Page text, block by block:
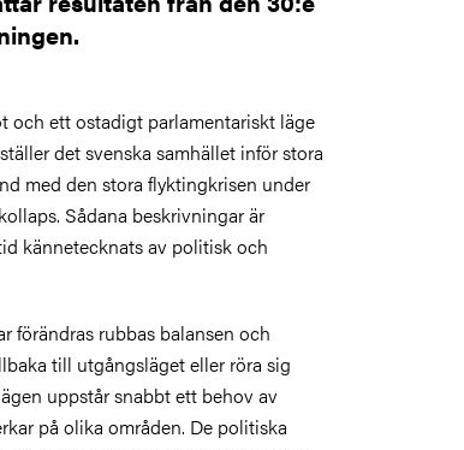
och ett ostadigt parlamentariskt läge
det svenska samhället inför stora
med den stora flyktingkrisen under
Sådana beskrivningar är
kännetecknats av politisk och
förändras rubbas balansen och
till utgångsläget eller röra sig
uppstår snabbt ett behov av
på olika områden. De politiska